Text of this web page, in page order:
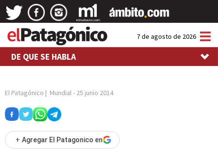
7 de agosto de 2026
DE QUE SE HABLA
El Patagónico | Mundial- 25 junio 2014
+ Agregar El Patagonico en